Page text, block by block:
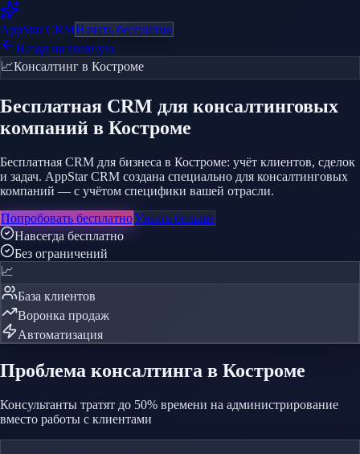
AppStarCRMНачать бесплатно
Назад на главную
📈Консалтинг в Костроме
Бесплатная CRM для консалтинговых
компаний в Костроме
Бесплатная CRM для бизнеса в Костроме: учёт клиентов, сделок
и задач. AppStar CRM создана специально для консалтинговых
компаний — с учётом специфики вашей отрасли.
Попробовать бесплатноУзнать больше
Навсегда бесплатно
Без ограничений
📈
База клиентов
Воронка продаж
Автоматизация
Проблема консалтинга в Костроме
Консультанты тратят до 50% времени на администрирование
вместо работы с клиентами